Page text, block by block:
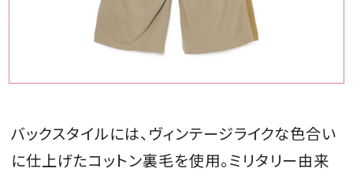
バックスタイルには、ヴィンテージライクな色合い
に仕上げたコットン裏毛を使用。ミリタリー由来